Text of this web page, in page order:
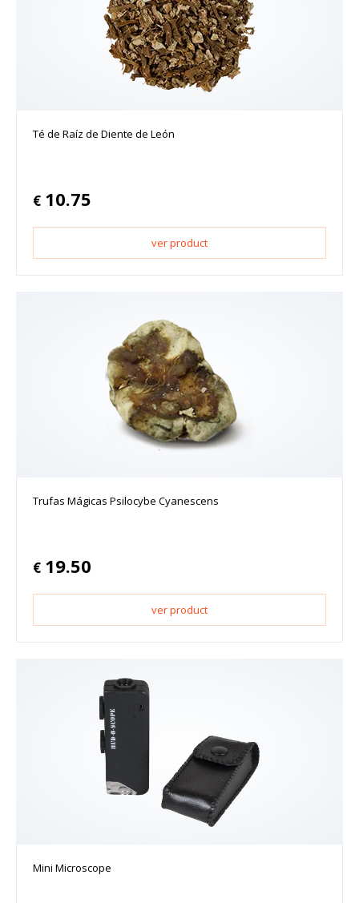
Té de Raíz de Diente de León
€ 10.75
ver product
Trufas Mágicas Psilocybe Cyanescens
€ 19.50
ver product
Mini Microscope